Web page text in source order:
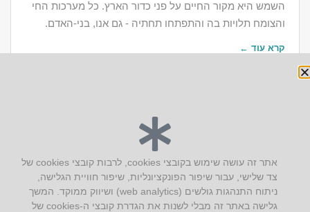
השמש היא מקור החיים על פני כדור הארץ. כל מערכות החי
והצומח תלויות בה והתפתחו תחתיה - גם אנו, בני-האדם.
קרא עוד ←
אתר זה עושה שימוש בקובצי cookies, לרבות קובצי cookies של
צד שלישי, עבור שיפור הפונקציונליות, שיפור חוויית הגלישה,
ניתוח התנהגות גולשים (web analytics) ושיווק ממוקד. המשך
גלישה באתר זה מבלי לשנות את הגדרת קובצי ה-cookies של